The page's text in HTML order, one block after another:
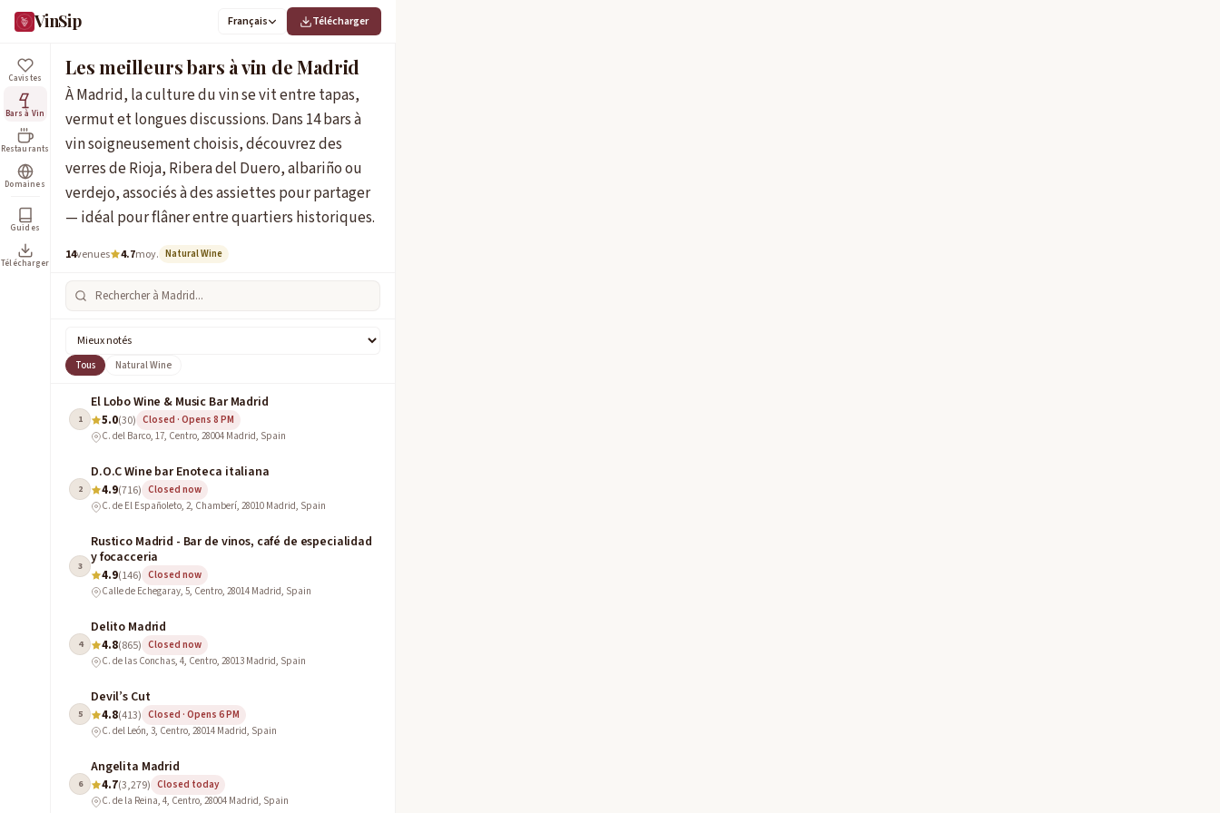
VinSip Français Télécharger
Cavistes
Bars à Vin
Restaurants
Domaines
Guides
Télécharger
Les meilleurs bars à vin de Madrid
À Madrid, la culture du vin se vit entre tapas,
vermut et longues discussions. Dans 14 bars à
vin soigneusement choisis, découvrez des
verres de Rioja, Ribera del Duero, albariño ou
verdejo, associés à des assiettes pour partager
— idéal pour flâner entre quartiers historiques.
14venues 4.7moy. Natural Wine
Tous Natural Wine
1
El Lobo Wine & Music Bar Madrid
5.0(30) Closed · Opens 8 PM
C. del Barco, 17, Centro, 28004 Madrid, Spain
2
D.O.C Wine bar Enoteca italiana
4.9(716) Closed now
C. de El Españoleto, 2, Chamberí, 28010 Madrid, Spain
3
Rustico Madrid - Bar de vinos, café de especialidad
y focacceria
4.9(146) Closed now
Calle de Echegaray, 5, Centro, 28014 Madrid, Spain
4
Delito Madrid
4.8(865) Closed now
C. de las Conchas, 4, Centro, 28013 Madrid, Spain
5
Devil’s Cut
4.8(413) Closed · Opens 6 PM
C. del León, 3, Centro, 28014 Madrid, Spain
6
Angelita Madrid
4.7(3,279) Closed today
C. de la Reina, 4, Centro, 28004 Madrid, Spain